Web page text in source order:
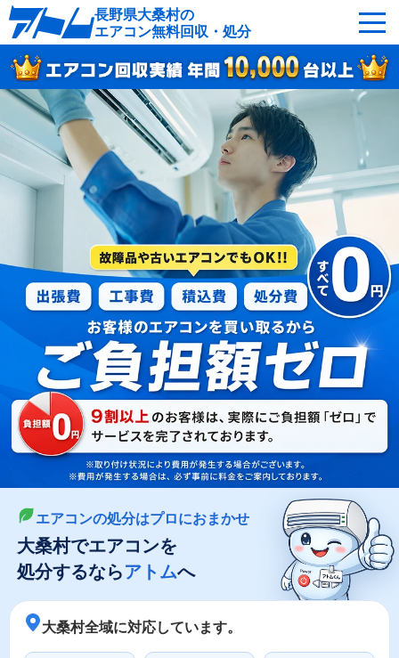
長野県大桑村の
エアコン無料回収・処分
サービスの特徴 回収可能なエアコン
対応エリア 回収の流れ
よくあるご質問 運営会社
大桑村へ無料出張
最短即日 お急ぎの方はこちら
050-5482-9461
受付：24時間年中無休（通話料無料）
LINEやメールでカンタン依頼
メールで回収依頼 LINEで回収依頼
エアコンの処分はプロにおまかせ
大桑村でエアコンを
処分するならアトムへ
大桑村全域に対応しています。